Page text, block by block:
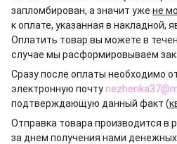
запломбирован, а значит уже не
к оплате, указанная в накладной,
Оплатить товар вы можете в
случае мы расформировываем
Сразу после оплаты необходимо
электронную почту
подтверждающую данный факт (
Отправка товара производится в
за днем получения нами